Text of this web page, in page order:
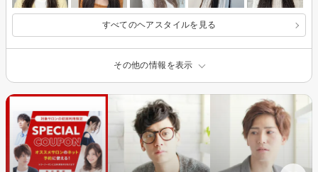
すべてのヘアスタイルを見る
その他の情報を表示